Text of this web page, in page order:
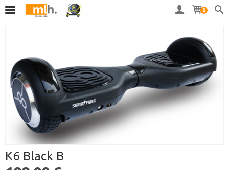
0
K6 Black B